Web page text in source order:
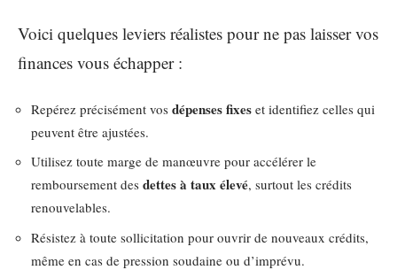
Voici quelques leviers réalistes pour ne pas laisser vos
finances vous échapper :
Repérez précisément vos dépenses fixes et identifiez celles qui
peuvent être ajustées.
Utilisez toute marge de manœuvre pour accélérer le
remboursement des dettes à taux élevé, surtout les crédits
renouvelables.
Résistez à toute sollicitation pour ouvrir de nouveaux crédits,
même en cas de pression soudaine ou d’imprévu.